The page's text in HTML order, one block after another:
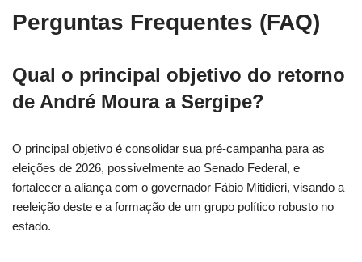
Perguntas Frequentes (FAQ)
Qual o principal objetivo do retorno
de André Moura a Sergipe?
O principal objetivo é consolidar sua pré-campanha para as
eleições de 2026, possivelmente ao Senado Federal, e
fortalecer a aliança com o governador Fábio Mitidieri, visando a
reeleição deste e a formação de um grupo político robusto no
estado.